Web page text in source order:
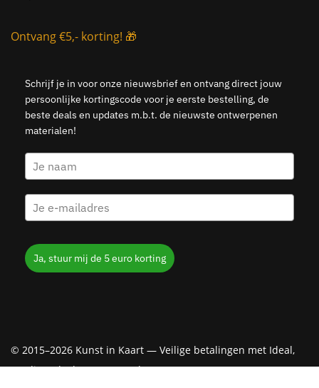
Ontvang €5,- korting! 🎁
Schrijf je in voor onze nieuwsbrief en ontvang direct jouw
persoonlijke kortingscode voor je eerste bestelling, de
beste deals en updates m.b.t. de nieuwste ontwerpenen
materialen!
Ja, stuur mij de 5 euro korting
© 2015–2026 Kunst in Kaart — Veilige betalingen met Ideal,
Creditcard, Klarna & PayPal